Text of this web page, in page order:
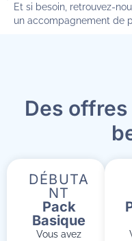
Et si besoin, retrouvez-
un accompagnement de
Des
DÉBUTA
NT
Pack
Basique
Vous avez